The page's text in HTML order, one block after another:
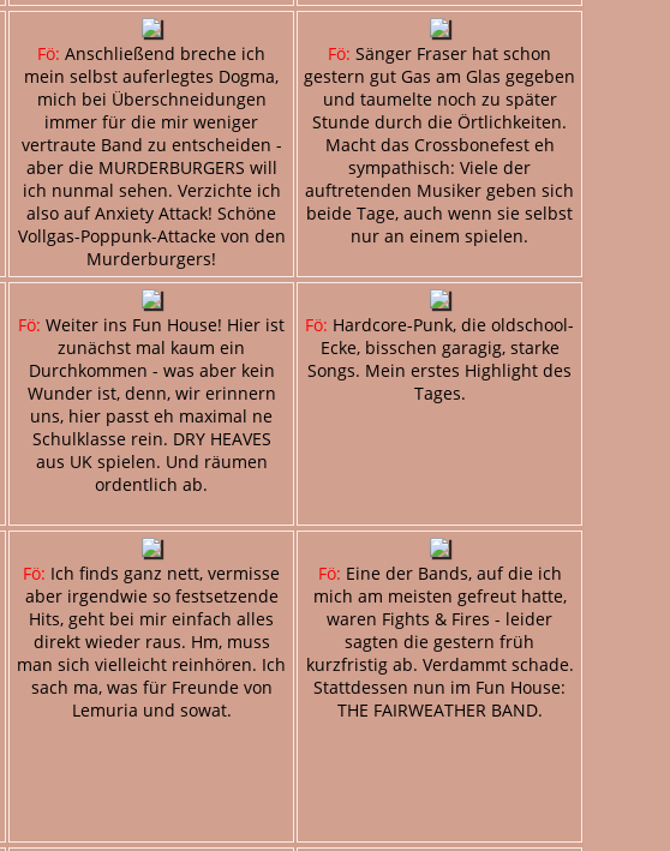
Fö: Anschließend breche ich
mein selbst auferlegtes Dogma,
mich bei Überschneidungen
immer für die mir weniger
vertraute Band zu entscheiden -
aber die MURDERBURGERS will
ich nunmal sehen. Verzichte ich
also auf Anxiety Attack! Schöne
Vollgas-Poppunk-Attacke von den
Murderburgers!
Fö: Sänger Fraser hat schon
gestern gut Gas am Glas gegeben
und taumelte noch zu später
Stunde durch die Örtlichkeiten.
Macht das Crossbonefest eh
sympathisch: Viele der
auftretenden Musiker geben sich
beide Tage, auch wenn sie selbst
nur an einem spielen.
Fö: Weiter ins Fun House! Hier ist
zunächst mal kaum ein
Durchkommen - was aber kein
Wunder ist, denn, wir erinnern
uns, hier passt eh maximal ne
Schulklasse rein. DRY HEAVES
aus UK spielen. Und räumen
ordentlich ab.
Fö: Hardcore-Punk, die oldschool-
Ecke, bisschen garagig, starke
Songs. Mein erstes Highlight des
Tages.
Fö: Ich finds ganz nett, vermisse
aber irgendwie so festsetzende
Hits, geht bei mir einfach alles
direkt wieder raus. Hm, muss
man sich vielleicht reinhören. Ich
sach ma, was für Freunde von
Lemuria und sowat.
Fö: Eine der Bands, auf die ich
mich am meisten gefreut hatte,
waren Fights & Fires - leider
sagten die gestern früh
kurzfristig ab. Verdammt schade.
Stattdessen nun im Fun House:
THE FAIRWEATHER BAND.